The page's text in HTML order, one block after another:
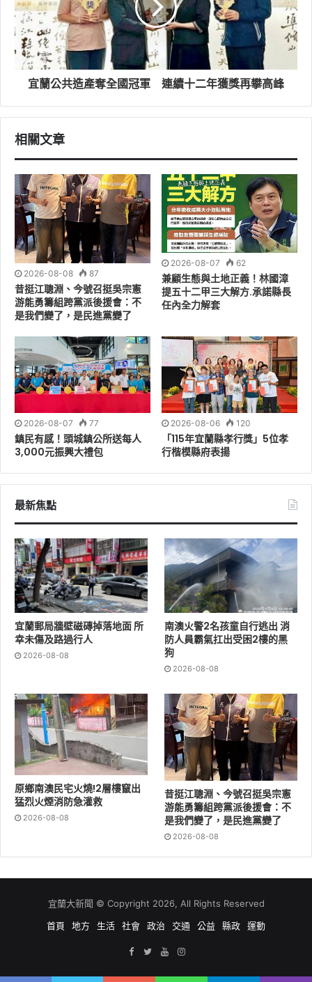
針對壯圍的觀光發展，林國漳指出，壯圍不僅擁有得天獨
厚的海岸景緻，更是欣賞著名的「龜山朝日」的絕佳地
點。未來將與相關單位緊密合作，大力推廣壯圍專屬的低
碳自行車旅遊路線，並結合舉辦國際馬拉松，藉此帶動在
地觀光經濟發展。
希望透過237行腳，親身到每一個村里拜訪，為大家服
務。」林國漳感性地說，壯圍是媽媽的娘家，每一寸土地
他都放在心上。他強調，今天「237宜蘭蓋漳」再度來到
壯圍，就是希望親自向鄉親表達最誠摯的懇託，讓大家感
受到他為壯圍打拚的決心與誠意。
林國漳也提醒鄉親，接下來巴威颱風襲台，要注意防颱準
備，提前準備物資、注意安全，他也會持續關心颱風動
向，為大家的安全努力。
風宮參拜時，特別朝聖了著名的「冰棒土地公」，來到這
裡的香客與街坊，都會習慣聚在廟口吃冰棒消暑。林國漳
解渴，並在廟埕前與鄉親親切話家常，為今日的行腳留下
清涼消暑的畫面。
宜蘭公共造產奪全國冠軍 連續十二年獲獎再攀高峰
相關文章
2026-08-08 87
昔挺江聰淵、今號召挺吳宗憲
游能勇籌組跨黨派後援會：不
是我們變了，是民進黨變了
2026-08-07 62
兼顧生態與土地正義！林國漳
提五十二甲三大解方.承諾縣長
任內全力解套
2026-08-07 77
鎮民有感！頭城鎮公所送每人
3,000元振興大禮包
2026-08-06 120
「115年宜蘭縣孝行獎」5位孝
行楷模縣府表揚
最新焦點
宜蘭郵局牆壁磁磚掉落地面 所
幸未傷及路過行人
2026-08-08
南澳火警2名孩童自行逃出 消
防人員霸氣扛出受困2樓的黑
狗
2026-08-08
原鄉南澳民宅火燒!2層樓竄出
猛烈火煙消防急灌救
2026-08-08
昔挺江聰淵、今號召挺吳宗憲
游能勇籌組跨黨派後援會：不
是我們變了，是民進黨變了
2026-08-08
宜蘭大新聞 © Copyright 2026, All Rights Reserved
首頁
地方 生活 社會 政治 交通 公益 縣政 運動